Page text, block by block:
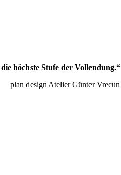
höchste Stufe der Vollendung.“
plan design Atelier Günter Vrecun